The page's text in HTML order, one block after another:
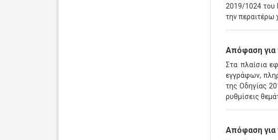
2019/1024 του
την περαιτέρω
Απόφαση για
Στα πλαίσια
εγγράφων,
της Οδηγίας
ρυθμίσεις
Απόφαση για